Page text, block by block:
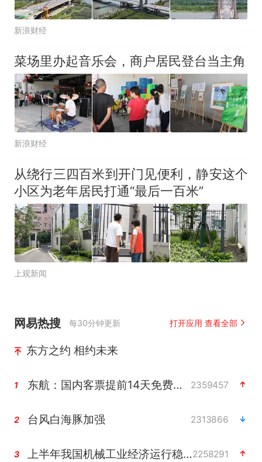
新浪财经
菜场里办起音乐会，商户居民登台当主角
新浪财经
从绕行三四百米到开门见便利，静安这个
小区为老年居民打通“最后一百米”
上观新闻
网易热搜 每30分钟更新 打开应用 查看全部
东方之约 相约未来
1 东航：国内客票提前14天免费退改 2359457
2 台风白海豚加强 2313866
3 上半年我国机械工业经济运行稳中有进2258291